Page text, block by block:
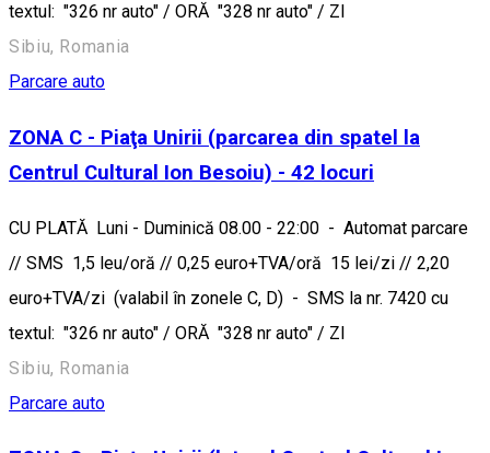
textul: "326 nr auto" / ORĂ "328 nr auto" / ZI
Sibiu, Romania
Parcare auto
ZONA C - Piaţa Unirii (parcarea din spatel la
Centrul Cultural Ion Besoiu) - 42 locuri
CU PLATĂ Luni - Duminică 08.00 - 22:00 - Automat parcare
// SMS 1,5 leu/oră // 0,25 euro+TVA/oră 15 lei/zi // 2,20
euro+TVA/zi (valabil în zonele C, D) - SMS la nr. 7420 cu
textul: "326 nr auto" / ORĂ "328 nr auto" / ZI
Sibiu, Romania
Parcare auto